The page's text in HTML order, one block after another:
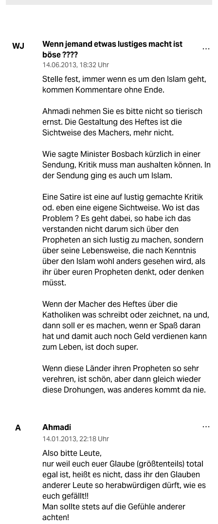
WJ
Wenn jemand etwas lustiges macht ist
böse ????
14.06.2013, 18:32 Uhr
Stelle fest, immer wenn es um den Islam geht,
kommen Kommentare ohne Ende.
Ahmadi nehmen Sie es bitte nicht so tierisch
ernst. Die Gestaltung des Heftes ist die
Sichtweise des Machers, mehr nicht.
Wie sagte Minister Bosbach kürzlich in einer
Sendung, Kritik muss man aushalten können. In
der Sendung ging es auch um Islam.
Eine Satire ist eine auf lustig gemachte Kritik
od. eben eine eigene Sichtweise. Wo ist das
Problem ? Es geht dabei, so habe ich das
verstanden nicht darum sich über den
Propheten an sich lustig zu machen, sondern
über seine Lebensweise, die nach Kenntnis
über den Islam wohl anders gesehen wird, als
ihr über euren Propheten denkt, oder denken
müsst.
Wenn der Macher des Heftes über die
Katholiken was schreibt oder zeichnet, na und,
dann soll er es machen, wenn er Spaß daran
hat und damit auch noch Geld verdienen kann
zum Leben, ist doch super.
Wenn diese Länder ihren Propheten so sehr
verehren, ist schön, aber dann gleich wieder
diese Drohungen, was anderes kommt da nie.
A Ahmadi
14.01.2013, 22:18 Uhr
Also bitte Leute,
nur weil euch euer Glaube (größtenteils) total
egal ist, heißt es nicht, dass ihr den Glauben
anderer Leute so herabwürdigen dürft, wie es
euch gefällt!!
Man sollte stets auf die Gefühle anderer
achten!